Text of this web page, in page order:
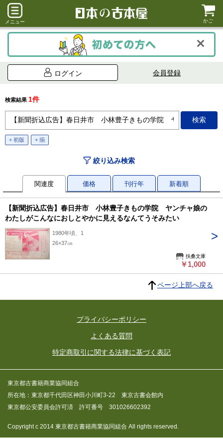
メニュー かご
ログイン 会員登録
検索結果 1件
+ 初版 + 揃
絞り込み検索
関連度 価格 刊行年 新着順
【新聞折込広告】春日井市 小林豊子きもの学院 ヤンチャ娘の
わたしがこんなにおしとやかに見えるなんてうそみたい
1980年頃、1
26×37㎝
扶桑文庫
￥1,000
ページ上部へ戻る
プライバシーポリシー
よくある質問
特定商取引に関する法律に基づく表記
東京都古書籍商業協同組合
所在地：東京都千代田区神田小川町3-22 東京古書会館内
東京都公安委員会許可済 許可番号 301026602392
Copyright c 2014 東京都古書籍商業協同組合 All rights reserved.